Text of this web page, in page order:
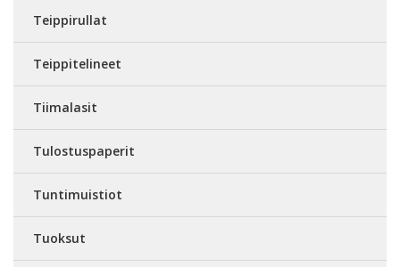
Teippirullat
Teippitelineet
Tiimalasit
Tulostuspaperit
Tuntimuistiot
Tuoksut